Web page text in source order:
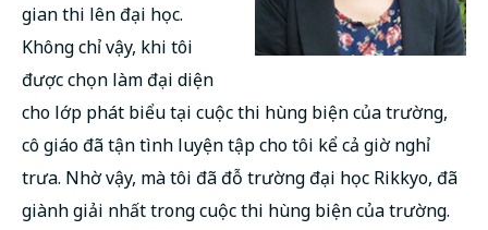
gian thi lên đại học.
Không chỉ vậy, khi tôi
được chọn làm đại diện
cho lớp phát biểu tại cuộc thi hùng biện của trường,
cô giáo đã tận tình luyện tập cho tôi kể cả giờ nghỉ
trưa. Nhờ vậy, mà tôi đã đỗ trường đại học Rikkyo, đã
giành giải nhất trong cuộc thi hùng biện của trường.